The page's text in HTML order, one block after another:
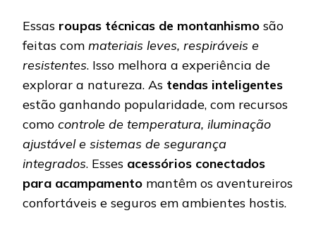
Essas roupas técnicas de montanhismo são
feitas com materiais leves, respiráveis e
resistentes. Isso melhora a experiência de
explorar a natureza. As tendas inteligentes
estão ganhando popularidade, com recursos
como controle de temperatura, iluminação
ajustável e sistemas de segurança
integrados. Esses acessórios conectados
para acampamento mantêm os aventureiros
confortáveis e seguros em ambientes hostis.